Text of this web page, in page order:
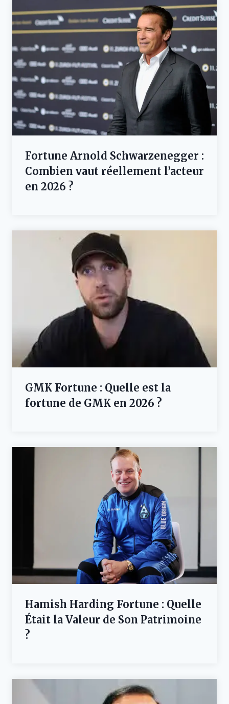
Fortune Arnold Schwarzenegger :
Combien vaut réellement l’acteur
en 2026 ?
GMK Fortune : Quelle est la
fortune de GMK en 2026 ?
Hamish Harding Fortune : Quelle
Était la Valeur de Son Patrimoine
?